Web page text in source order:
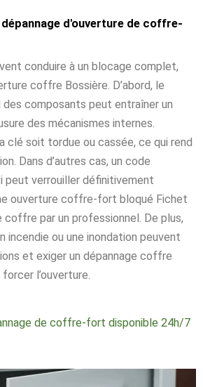
d'ouverture de coffre-
conduire à un blocage complet,
coffre Bossière. D’abord, le
composants peut entraîner un
des mécanismes internes.
clé soit tordue ou cassée, ce qui rend
Dans d’autres cas, un code
peut verrouiller définitivement
ouverture coffre-fort bloqué Fichet
par un professionnel. De plus,
incendie ou une inondation peuvent
et exiger un dépannage coffre
l’ouverture.
de coffre-fort disponible 24h/7